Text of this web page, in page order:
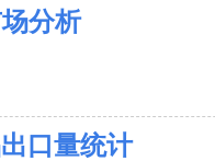
分析
口量统计